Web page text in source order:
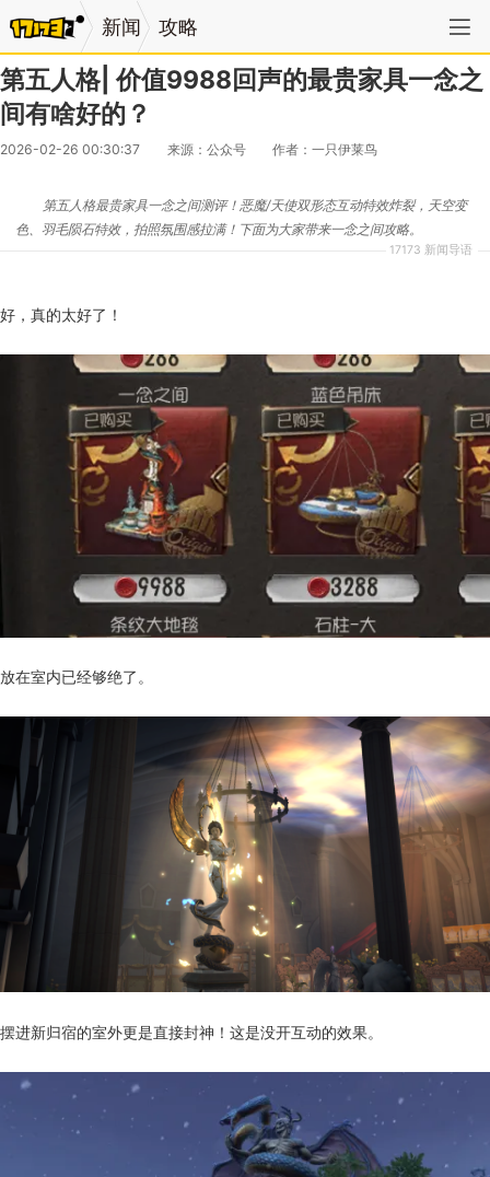
新闻 攻略
第五人格| 价值9988回声的最贵家具一念之
间有啥好的？
2026-02-26 00:30:37 来源：公众号 作者：一只伊莱鸟
17173 新闻导语
第五人格最贵家具一念之间测评！恶魔/天使双形态互动特效炸裂，天空变
色、羽毛陨石特效，拍照氛围感拉满！下面为大家带来一念之间攻略。
好，真的太好了！
放在室内已经够绝了。
摆进新归宿的室外更是直接封神！这是没开互动的效果。